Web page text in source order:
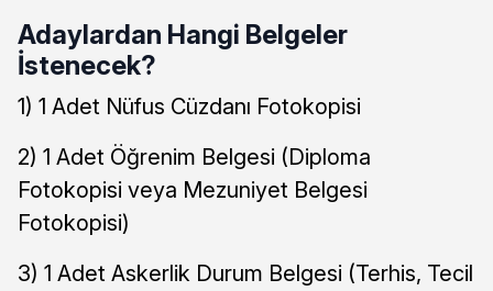
Adaylardan Hangi Belgeler
İstenecek?
1) 1 Adet Nüfus Cüzdanı Fotokopisi
2) 1 Adet Öğrenim Belgesi (Diploma
Fotokopisi veya Mezuniyet Belgesi
Fotokopisi)
3) 1 Adet Askerlik Durum Belgesi (Terhis, Tecil